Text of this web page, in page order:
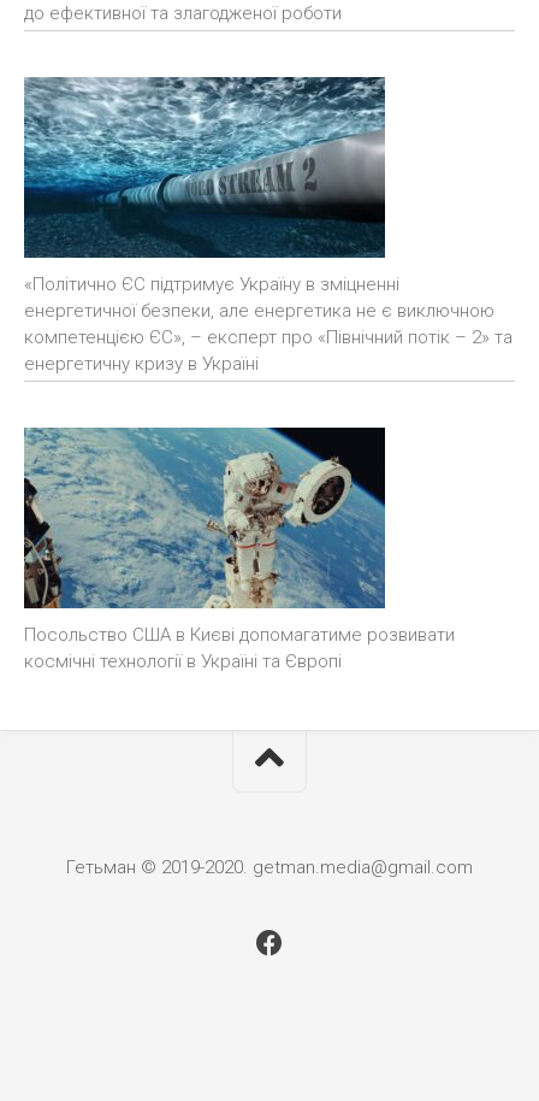
до ефективної та злагодженої роботи
«Політично ЄС підтримує Україну в зміцненні
енергетичної безпеки, але енергетика не є виключною
компетенцією ЄС», – експерт про «Північний потік – 2» та
енергетичну кризу в Україні
Посольство США в Києві допомагатиме розвивати
космічні технології в Україні та Європі
Гетьман © 2019-2020. getman.media@gmail.com